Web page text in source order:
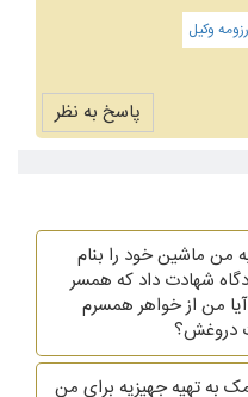
وکیل
پاسخ به نظر
من ماشین خود را بنام
شهادت داد که همسر
آیا من از خواهر همسرم
دروغش؟
به تهیه جهیزیه برای من